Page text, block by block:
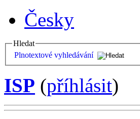
Česky
Hledat
Plnotextové vyhledávání
ISP (příhlásit)